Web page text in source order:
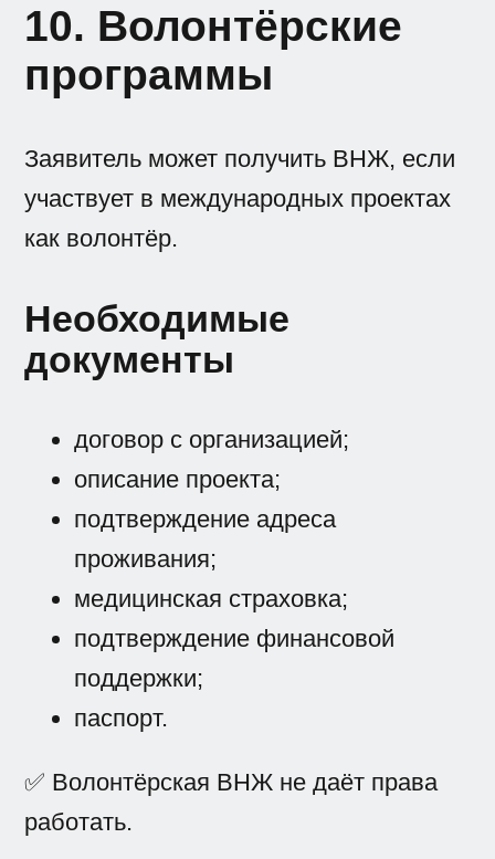
10. Волонтёрские
программы
Заявитель может получить ВНЖ, если
участвует в международных проектах
как волонтёр.
Необходимые
документы
договор с организацией;
описание проекта;
подтверждение адреса
проживания;
медицинская страховка;
подтверждение финансовой
поддержки;
паспорт.
✅ Волонтёрская ВНЖ не даёт права
работать.